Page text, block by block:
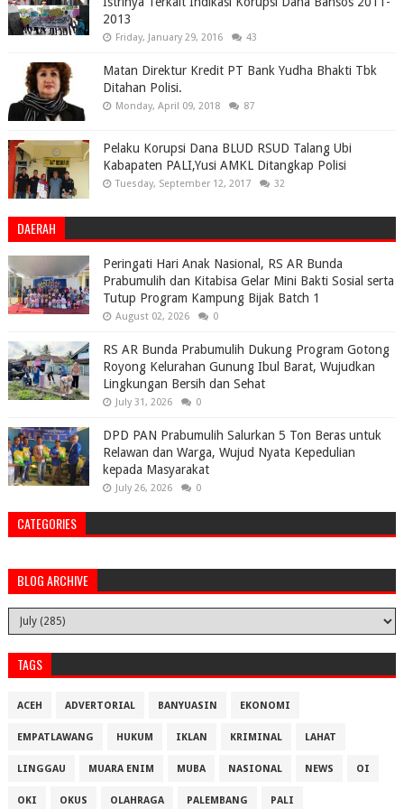
2013
Friday, January 29, 2016 43
Matan Direktur Kredit PT Bank Yudha Bhakti Tbk
Ditahan Polisi.
Monday, April 09, 2018 87
Pelaku Korupsi Dana BLUD RSUD Talang Ubi
Kabapaten PALI,Yusi AMKL Ditangkap Polisi
Tuesday, September 12, 2017 32
DAERAH
Peringati Hari Anak Nasional, RS AR Bunda
Prabumulih dan Kitabisa Gelar Mini Bakti Sosial serta
Tutup Program Kampung Bijak Batch 1
August 02, 2026 0
RS AR Bunda Prabumulih Dukung Program Gotong
Royong Kelurahan Gunung Ibul Barat, Wujudkan
Lingkungan Bersih dan Sehat
July 31, 2026 0
DPD PAN Prabumulih Salurkan 5 Ton Beras untuk
Relawan dan Warga, Wujud Nyata Kepedulian
kepada Masyarakat
July 26, 2026 0
CATEGORIES
BLOG ARCHIVE
TAGS
ACEH ADVERTORIAL BANYUASIN EKONOMI
EMPATLAWANG HUKUM IKLAN KRIMINAL LAHAT
LINGGAU MUARA ENIM MUBA NASIONAL NEWS OI
OKI OKUS OLAHRAGA PALEMBANG PALI